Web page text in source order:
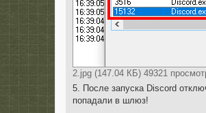
2.jpg (147.04 КБ) 49321
5. После запуска Discord
попадали в шлюз!